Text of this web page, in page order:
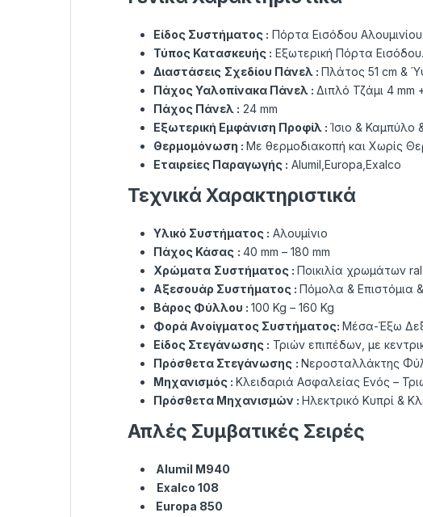
Είδος Συστήματος : Πόρτα Εισόδου
Τύπος Κατασκευής : Εξωτερική Πόρτα
Διαστάσεις Σχεδίου Πάνελ : Πλάτος 51 cm &
Πάχος Υαλοπίνακα Πάνελ : Διπλό Τζάμι 4 mm
Πάχος Πάνελ : 24 mm
Εξωτερική Εμφάνιση Προφίλ : Ίσιο & Καμπύλο
Θερμομόνωση : Με θερμοδιακοπή και Χωρίς
Εταιρείες Παραγωγής : Alumil,Europa,Exalco
Τεχνικά Χαρακτηριστικά
Υλικό Συστήματος : Αλουμίνιο
Πάχος Κάσας : 40 mm – 180 mm
Χρώματα Συστήματος : Ποικιλία χρωμάτων
Αξεσουάρ Συστήματος : Πόμολα & Επιστόμια
Βάρος Φύλλου : 100 Kg – 160 Kg
Φορά Ανοίγματος Συστήματος: Μέσα-Έξω
Είδος Στεγάνωσης : Τριών επιπέδων, µε
Πρόσθετα Στεγάνωσης : Νεροσταλλάκτης
Μηχανισμός : Κλειδαριά Ασφαλείας Ενός –
Πρόσθετα Μηχανισμών : Ηλεκτρικό Κυπρί &
Απλές Συμβατικές Σειρές
Alumil M940
Exalco 108
Europa 850